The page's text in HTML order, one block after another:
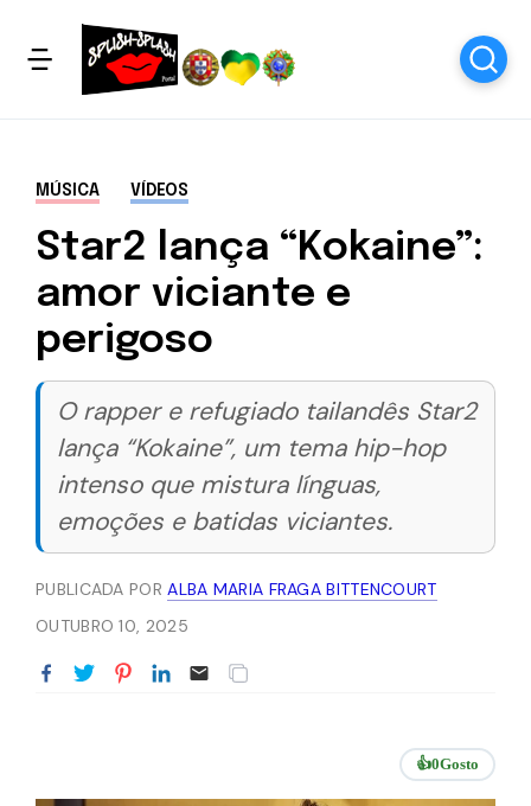
MÚSICA VÍDEOS
Star2 lança “Kokaine”:
amor viciante e
perigoso
O rapper e refugiado tailandês Star2
lança “Kokaine”, um tema hip-hop
intenso que mistura línguas,
emoções e batidas viciantes.
PUBLICADA PORALBA MARIA FRAGA BITTENCOURT
OUTUBRO 10, 2025
👍0Gosto